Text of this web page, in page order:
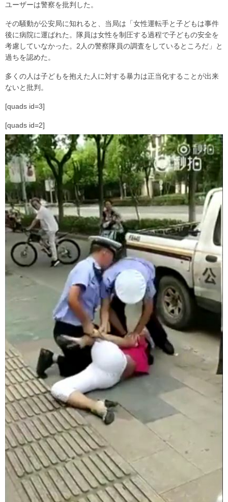
ユーザーは警察を批判した。
その騒動が公安局に知れると、当局は「女性運転手と子どもは事件
後に病院に運ばれた。隊員は女性を制圧する過程で子どもの安全を
考慮していなかった。2人の警察隊員の調査をしているところだ」と
過ちを認めた。
多くの人は子どもを抱えた人に対する暴力は正当化することが出来
ないと批判。
[quads id=3]
[quads id=2]